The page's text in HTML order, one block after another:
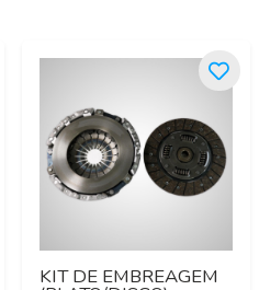
KIT DE EMBREAGEM